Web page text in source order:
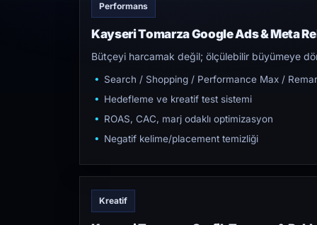
Performans
Kayseri Tomarza Google Ads & Meta
Bütçeyi harcamak değil; ölçülebilir büyümeye
Search / Shopping / Performance Max /
Hedefleme ve kreatif test sistemi
ROAS, CAC, marj odaklı optimizasyon
Negatif kelime/placement temizliği
Kreatif